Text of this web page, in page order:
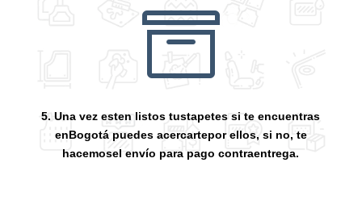

5. Una vez esten listos tustapetes si te encuentras
enBogotá puedes acercartepor ellos, si no, te
hacemosel envío para pago contraentrega.